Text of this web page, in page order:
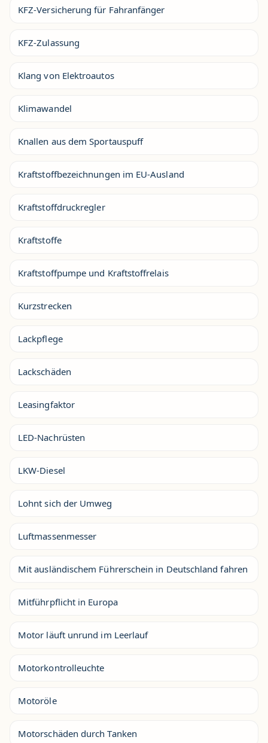
KFZ-Versicherung für Fahranfänger
KFZ-Zulassung
Klang von Elektroautos
Klimawandel
Knallen aus dem Sportauspuff
Kraftstoffbezeichnungen im EU-Ausland
Kraftstoffdruckregler
Kraftstoffe
Kraftstoffpumpe und Kraftstoffrelais
Kurzstrecken
Lackpflege
Lackschäden
Leasingfaktor
LED-Nachrüsten
LKW-Diesel
Lohnt sich der Umweg
Luftmassenmesser
Mit ausländischem Führerschein in Deutschland fahren
Mitführpflicht in Europa
Motor läuft unrund im Leerlauf
Motorkontrolleuchte
Motoröle
Motorschäden durch Tanken